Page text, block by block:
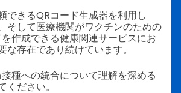
できるQRコード生成器を利用し
そして医療機関がワクチンのための
作成できる健康関連サービスにお
な存在であり続けています。
種への統合について理解を深める
ください。